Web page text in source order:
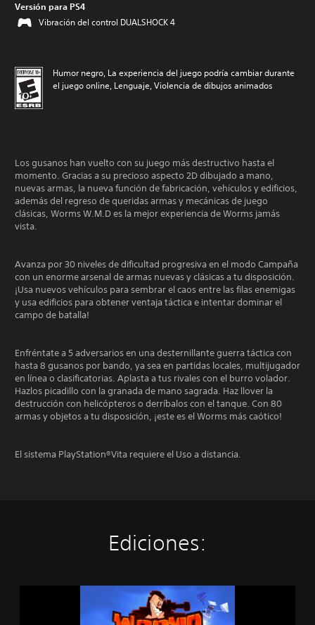
Versión para PS4
Vibración del control DUALSHOCK 4
Humor negro, La experiencia del juego podría cambiar durante
el juego online, Lenguaje, Violencia de dibujos animados
Los gusanos han vuelto con su juego más destructivo hasta el
momento. Gracias a su precioso aspecto 2D dibujado a mano,
nuevas armas, la nueva función de fabricación, vehículos y edificios,
además del regreso de queridas armas y mecánicas de juego
clásicas, Worms W.M.D es la mejor experiencia de Worms jamás
vista.
Avanza por 30 niveles de dificultad progresiva en el modo Campaña
con un enorme arsenal de armas nuevas y clásicas a tu disposición.
¡Usa nuevos vehículos para sembrar el caos entre las filas enemigas
y usa edificios para obtener ventaja táctica e intentar dominar el
campo de batalla!
Enfréntate a 5 adversarios en una desternillante guerra táctica con
hasta 8 gusanos por bando, ya sea en partidas locales, multijugador
en línea o clasificatorias. Aplasta a tus rivales con el burro volador.
Hazlos picadillo con la granada de mano sagrada. Haz llover la
destrucción con helicópteros o derríbalos con el tanque. Con 80
armas y objetos a tu disposición, ¡este es el Worms más caótico!
El sistema PlayStation®Vita requiere el Uso a distancia.
Ediciones: